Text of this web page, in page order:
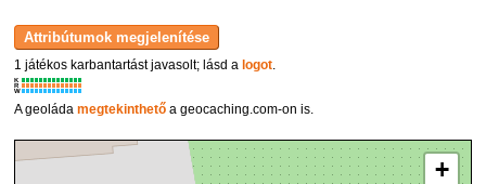
1 játékos karbantartást javasolt; lásd a logot.
K
R
W
A geoládamegtekinthető a geocaching.com-on is.
+